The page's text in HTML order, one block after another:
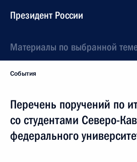
Президент России
Материалы по выбранной
События
Перечень поручений по
со студентами Северо-
федерального